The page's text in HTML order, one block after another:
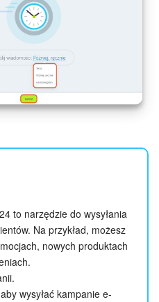
to narzędzie do wysyłania
Na przykład, możesz
nowych produktach
wysyłać kampanie e-